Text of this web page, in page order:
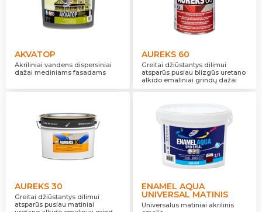
AKVATOP
Akriliniai vandens dispersiniai
dažai mediniams fasadams
AUREKS 60
Greitai džiūstantys dilimui
atsparūs pusiau blizgūs uretano
alkido emaliniai grindų dažai
AUREKS 30
Greitai džiūstantys dilimui
atsparūs pusiau matiniai
ENAMEL AQUA
UNIVERSAL MATINIS
Universalus matiniai akrilinis